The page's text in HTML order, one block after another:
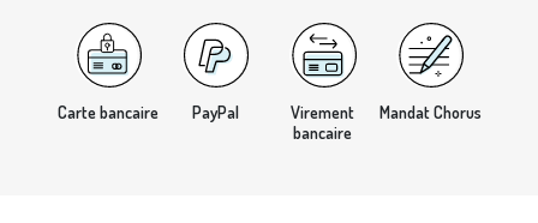
Carte bancaire PayPal
Virement
bancaire
Mandat Chorus